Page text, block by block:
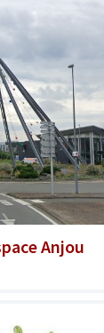
Anjou